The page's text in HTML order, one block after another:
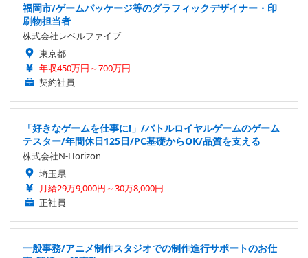
福岡市/ゲームパッケージ等のグラフィックデザイナー・印
刷物担当者
株式会社レベルファイブ
東京都
年収450万円～700万円
契約社員
「好きなゲームを仕事に!」/バトルロイヤルゲームのゲーム
テスター/年間休日125日/PC基礎からOK/品質を支える
株式会社N-Horizon
埼玉県
月給29万9,000円～30万8,000円
正社員
一般事務/アニメ制作スタジオでの制作進行サポートのお仕